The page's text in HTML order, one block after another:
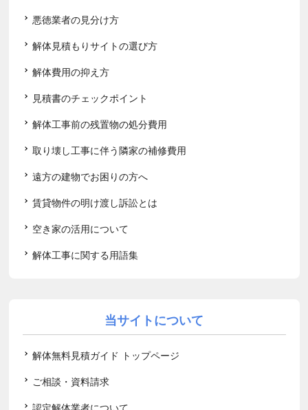
悪徳業者の見分け方
解体見積もりサイトの選び方
解体費用の抑え方
見積書のチェックポイント
解体工事前の残置物の処分費用
取り壊し工事に伴う隣家の補修費用
遠方の建物でお困りの方へ
賃貸物件の明け渡し訴訟とは
空き家の活用について
解体工事に関する用語集
当サイトについて
解体無料見積ガイド トップページ
ご相談・資料請求
認定解体業者について